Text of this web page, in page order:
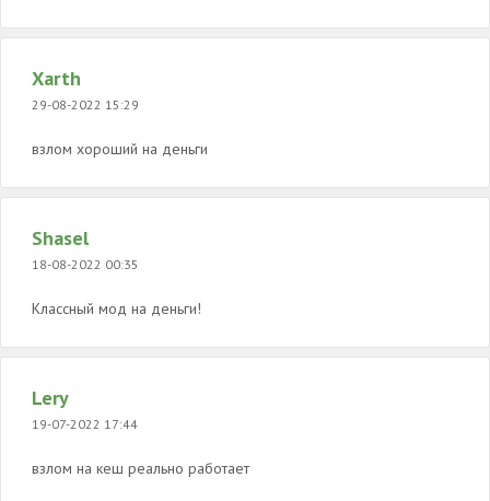
Xarth
29-08-2022 15:29
взлом хороший на деньги
Shasel
18-08-2022 00:35
Классный мод на деньги!
Lery
19-07-2022 17:44
взлом на кеш реально работает